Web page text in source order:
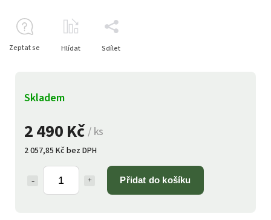
2 490 Kč/ ks
2 057,85 Kč bez DPH
Přidat do košíku
Skladem
Zeptat se Hlídat Sdílet